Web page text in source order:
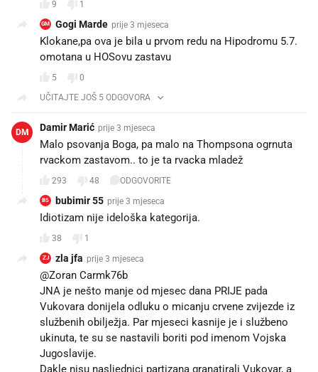
9 1
GM Gogi Marde prije 3 mjeseca
Klokane,pa ova je bila u prvom redu na Hipodromu 5.7.
omotana u HOSovu zastavu
5
0
UČITAJTE JOŠ 5 ODGOVORA
DM Damir Marić prije 3 mjeseca
Malo psovanja Boga, pa malo na Thompsona ogrnuta
rvackom zastavom.. to je ta rvacka mladež
293 48 ODGOVORITE
B5 bubimir 55 prije 3 mjeseca
Idiotizam nije ideloška kategorija.
38 1
ZJ zla jfa prije 3 mjeseca
@Zoran Carmk76b
JNA je nešto manje od mjesec dana PRIJE pada
Vukovara donijela odluku o micanju crvene zvijezde iz
službenih obilježja. Par mjeseci kasnije je i službeno
ukinuta, te su se nastavili boriti pod imenom Vojska
Jugoslavije.
Dakle nisu nasljednici partizana granatirali Vukovar, a